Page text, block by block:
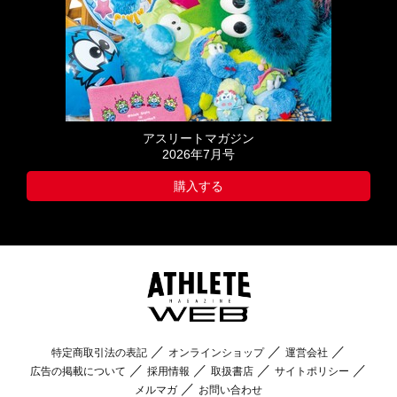
アスリートマガジン
2026年7月号
購入する
特定商取引法の表記 オンラインショップ
運営会社
広告の掲載について
採用情報 取扱書店
サイトポリシー
メルマガ
お問い合わせ